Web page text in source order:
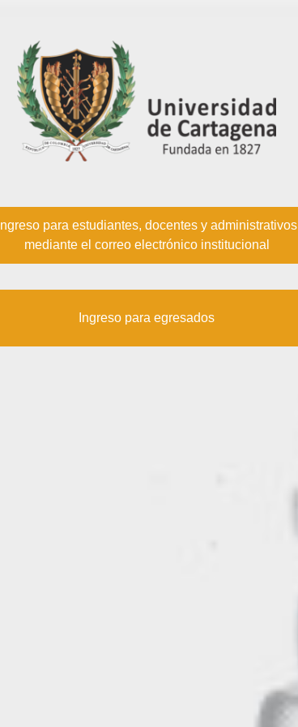
Ingreso para estudiantes, docentes y administrativos
mediante el correo electrónico institucional
Ingreso para egresados